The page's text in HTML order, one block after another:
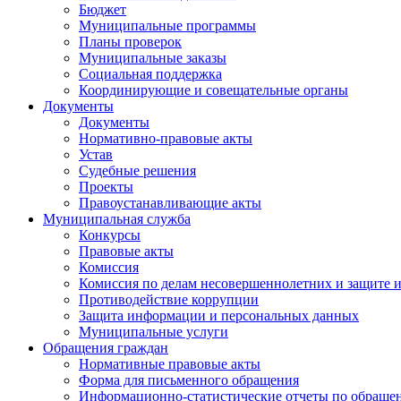
Бюджет
Муниципальные программы
Планы проверок
Муниципальные заказы
Социальная поддержка
Координирующие и совещательные органы
Документы
Документы
Нормативно-правовые акты
Устав
Судебные решения
Проекты
Правоустанавливающие акты
Муниципальная служба
Конкурсы
Правовые акты
Комиссия
Комиссия по делам несовершеннолетних и защите
Противодействие коррупции
Защита информации и персональных данных
Муниципальные услуги
Обращения граждан
Нормативные правовые акты
Форма для письменного обращения
Информационно-статистические отчеты по